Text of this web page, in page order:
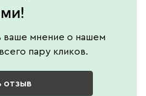
ваше мнение о нашем
пару кликов.
отзыв